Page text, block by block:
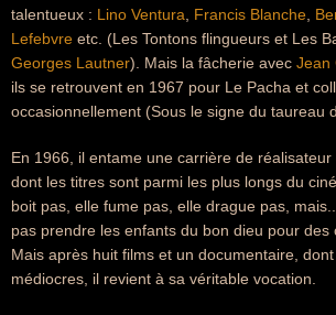
talentueux : Lino Ventura Francis Blanche
Lefebvre etc. (Les Tontons flingueurs et Les
Georges Lautner). Mais la fâcherie avec Jean
ils se retrouvent en 1967 pour Le Pacha et
occasionnellement (Sous le signe du taureau
En 1966, il entame une carrière de
dont les titres sont parmi les plus longs du
boit pas, elle fume pas, elle drague pas,
pas prendre les enfants du bon dieu pour des
Mais après huit films et un documentaire,
médiocres, il revient à sa véritable vocation.